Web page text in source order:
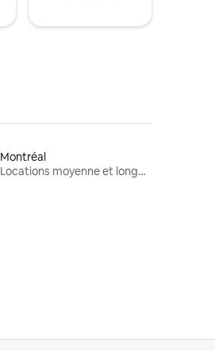
Montréal
Locations moyenne et longue durée